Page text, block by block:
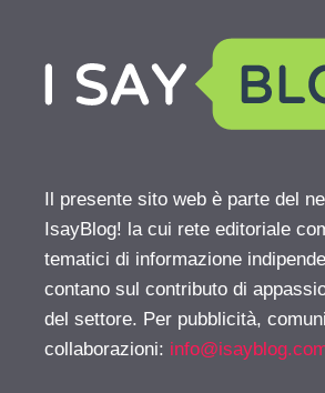
Il presente sito web è parte del
IsayBlog! la cui rete editoriale
tematici di informazione
contano sul contributo di
del settore. Per pubblicità,
collaborazioni: